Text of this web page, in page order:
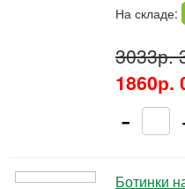
На складе:
3033р.
1860р.
-
Ботинки